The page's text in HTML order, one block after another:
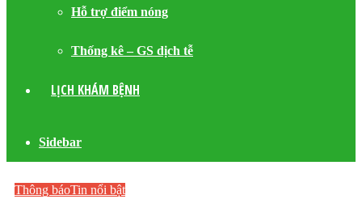
Hỗ trợ điểm nóng
Thống kê – GS dịch tễ
LỊCH KHÁM BỆNH
Sidebar
Thông báoTin nổi bật